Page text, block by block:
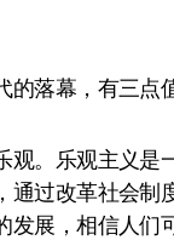
的落幕，有三点
观。乐观主义是
通过改革社会制
发展，相信人们